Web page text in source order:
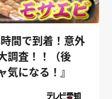
間で到着！意外
調査！！（後
気になる！』